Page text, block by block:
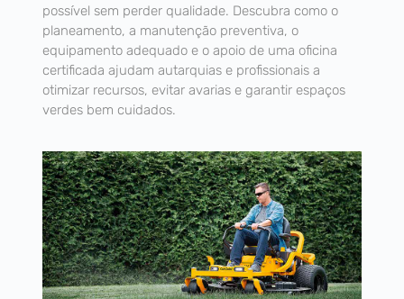
possível sem perder qualidade. Descubra como o
planeamento, a manutenção preventiva, o
equipamento adequado e o apoio de uma oficina
certificada ajudam autarquias e profissionais a
otimizar recursos, evitar avarias e garantir espaços
verdes bem cuidados.